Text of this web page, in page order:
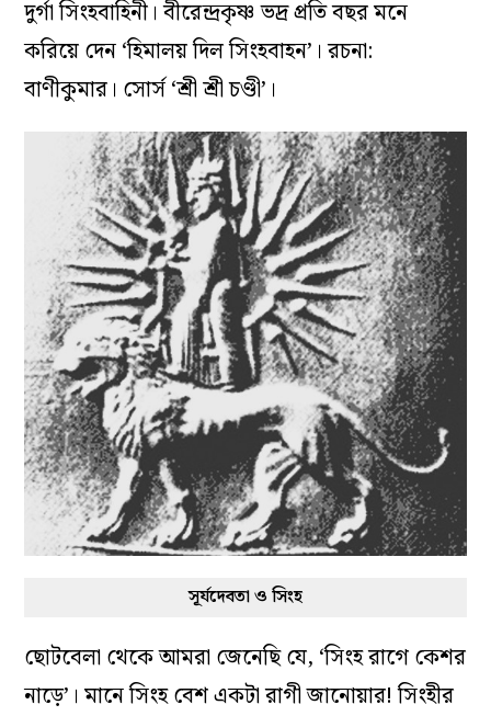
দুর্গা সিংহবাহিনী। বীরেন্দ্রকৃষ্ণ ভদ্র প্রতি বছর মনে
করিয়ে দেন ‘হিমালয় দিল সিংহবাহন’। রচনা:
বাণীকুমার। সোর্স ‘শ্রী শ্রী চণ্ডী’।
সূর্যদেবতা ও সিংহ
ছোটবেলা থেকে আমরা জেনেছি যে, ‘সিংহ রাগে কেশর
নাড়ে’। মানে সিংহ বেশ একটা রাগী জানোয়ার! সিংহীর